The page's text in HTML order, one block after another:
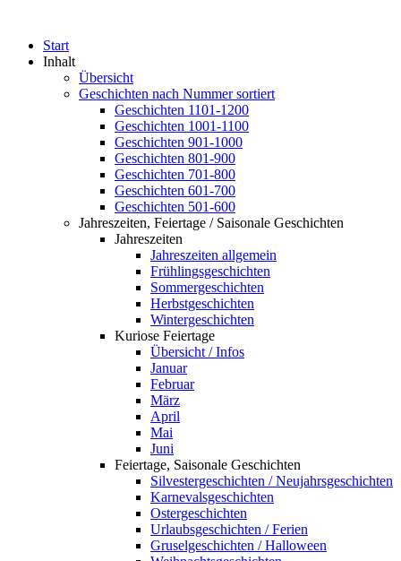
Start
Inhalt
Übersicht
Geschichten nach Nummer sortiert
Geschichten 1101-1200
Geschichten 1001-1100
Geschichten 901-1000
Geschichten 801-900
Geschichten 701-800
Geschichten 601-700
Geschichten 501-600
Jahreszeiten, Feiertage / Saisonale Geschichten
Jahreszeiten
Jahreszeiten allgemein
Frühlingsgeschichten
Sommergeschichten
Herbstgeschichten
Wintergeschichten
Kuriose Feiertage
Übersicht / Infos
Januar
Februar
März
April
Mai
Juni
Feiertage, Saisonale Geschichten
Silvestergeschichten / Neujahrsgeschichten
Karnevalsgeschichten
Ostergeschichten
Urlaubsgeschichten / Ferien
Gruselgeschichten / Halloween